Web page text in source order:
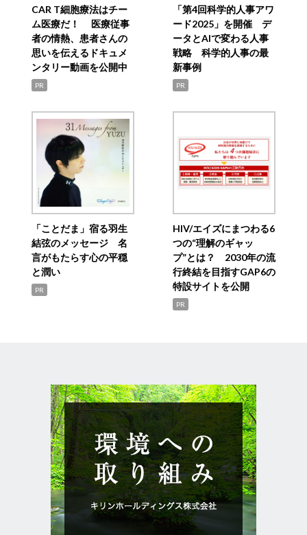
CAR T細胞療法はチー
ム医療だ！ 医療従事
者の情熱、患者さんの
思いを伝えるドキュメ
ンタリー動画を公開中
PR
「第4回科学的人事アワ
ード2025」を開催 デ
ータとAIで変わる人事
戦略 科学的人事の最
新事例
PR
「ことだま」宿る羽生
結弦のメッセージ 名
言がもたらす心の平穏
と潤い
PR
HIV/エイズにまつわる6
つの“理解のギャッ
プ”とは？ 2030年の流
行終結を目指すGAP6の
特設サイトを公開
PR